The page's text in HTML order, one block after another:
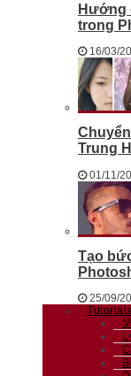
Hướng
trong
16/03/
Trung
01/11/
Tạo
25/09/
Tutorials